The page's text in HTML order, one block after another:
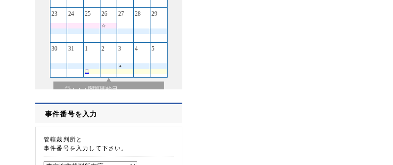
事件番号を入力
管轄裁判所と
事件番号を入力して下さい。